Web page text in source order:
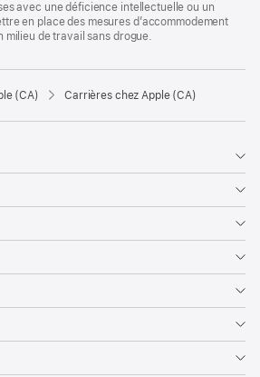
avec une déficience intellectuelle ou un
en place des mesures d’accommodement
milieu de travail sans drogue.
(CA) Carrières chez Apple (CA)